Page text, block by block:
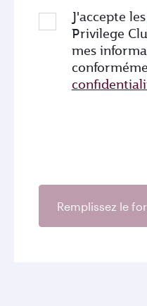
J'accepte les
Privilege
mes
Remplissez le